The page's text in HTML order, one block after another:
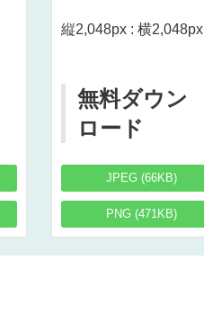
縦2,048px : 横2,048px
無料ダウン
ロード
JPEG (66KB)
PNG (471KB)